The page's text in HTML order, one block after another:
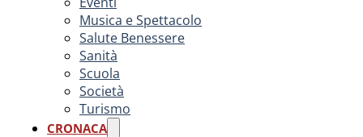
Musica e Spettacolo
Salute Benessere
Sanità
Scuola
Società
Turismo
CRONACA